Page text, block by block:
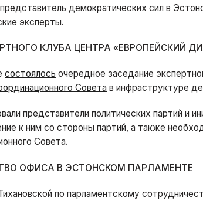
демократических сил в
эксперты.
КЛУБА ЦЕНТРА «ЕВРОПЕЙСКИЙ
состоялось очередное заседание
Совета в инфраструктуре
представители политических партий и
к ним со стороны партий, а также
Совета.
ОФИСА В ЭСТОНСКОМ ПАРЛАМЕНТЕ
по парламентскому